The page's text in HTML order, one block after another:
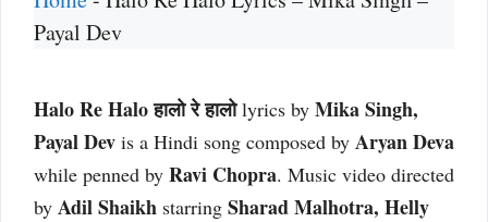
Payal Dev
Halo Re Halo हालो रे हालोlyrics by Mika Singh,
Payal Dev is a Hindi song composed by Aryan Deva
while penned by Ravi Chopra. Music video directed
by Adil Shaikh starring Sharad Malhotra, Helly